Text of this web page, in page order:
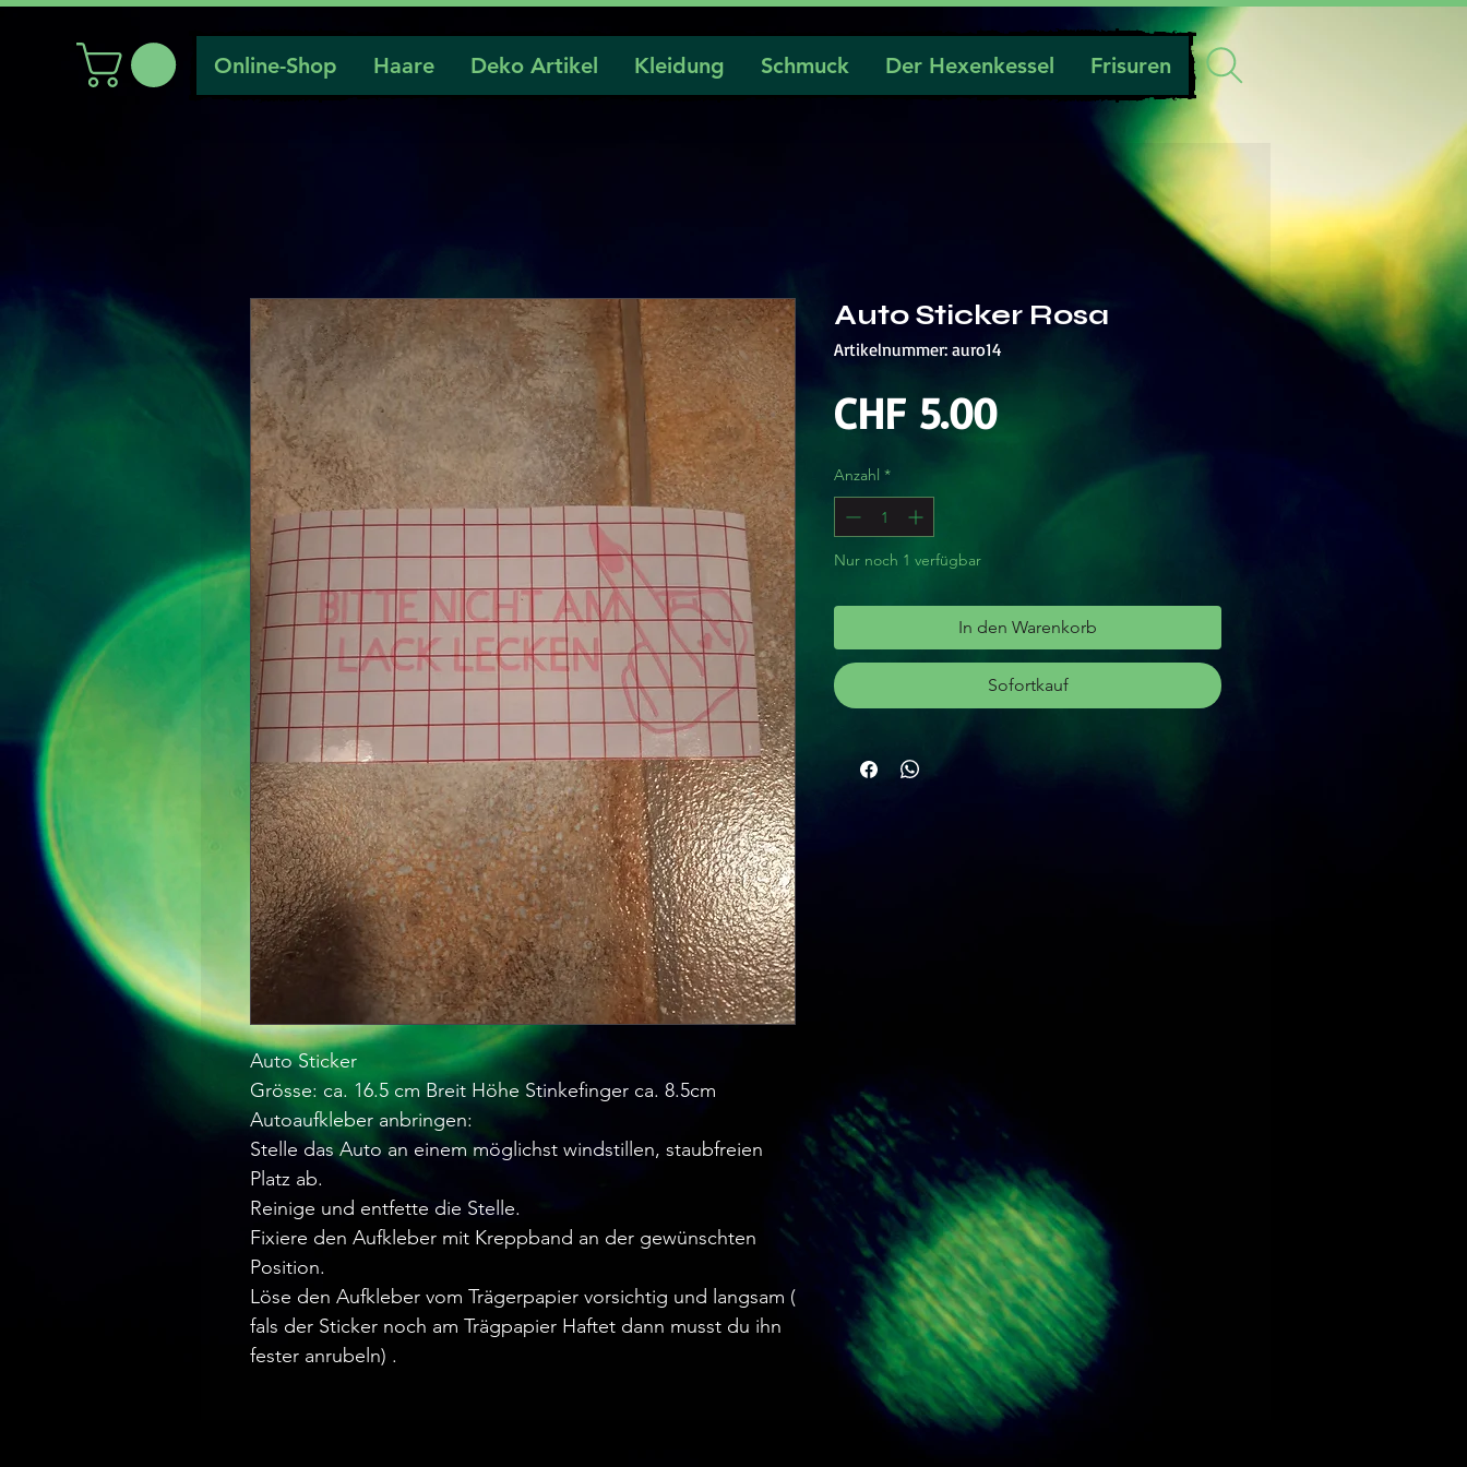
Online-Shop Haare Deko Artikel Kleidung Schmuck Der Hexenkessel Frisuren
Auto Sticker
Grösse: ca. 16.5 cm Breit Höhe Stinkefinger ca. 8.5cm
Autoaufkleber anbringen:
Stelle das Auto an einem möglichst windstillen, staubfreien
Platz ab.
Reinige und entfette die Stelle.
Fixiere den Aufkleber mit Kreppband an der gewünschten
Position.
Löse den Aufkleber vom Trägerpapier vorsichtig und langsam (
fals der Sticker noch am Trägpapier Haftet dann musst du ihn
fester anrubeln) .
Auto Sticker Rosa
Artikelnummer: auro14
CHF 5.00Preis
Anzahl *
Nur noch 1 verfügbar
In den Warenkorb
Sofortkauf